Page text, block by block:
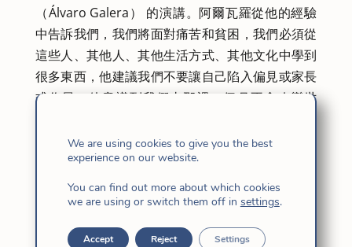
（Álvaro Galera） 的演講。阿爾瓦羅從他的經驗
中告訴我們，我們將面對痛苦和貧困，我們必須從
這些人、其他人、其他生活方式、其他文化中學到
很多東西，他建議我們不要讓自己陷入偏見或家長
式作風。他意識到我們去那裡一個月不會改變世
會發生社會不公正，背後是什麼原因，以及在回來
的路上，因為這將是一次經歷，會讓我們內心轉過
彎來，幫助我們生活得更符合我們的模式和生活方
式。 因為我們是 20% 的一部分，對這個系統不公
平負有共同責任，同時也是受益者。
We are using cookies to give you the best
experience on our website.
You can find out more about which cookies
we are using or switch them off in settings.
Accept Reject Settings